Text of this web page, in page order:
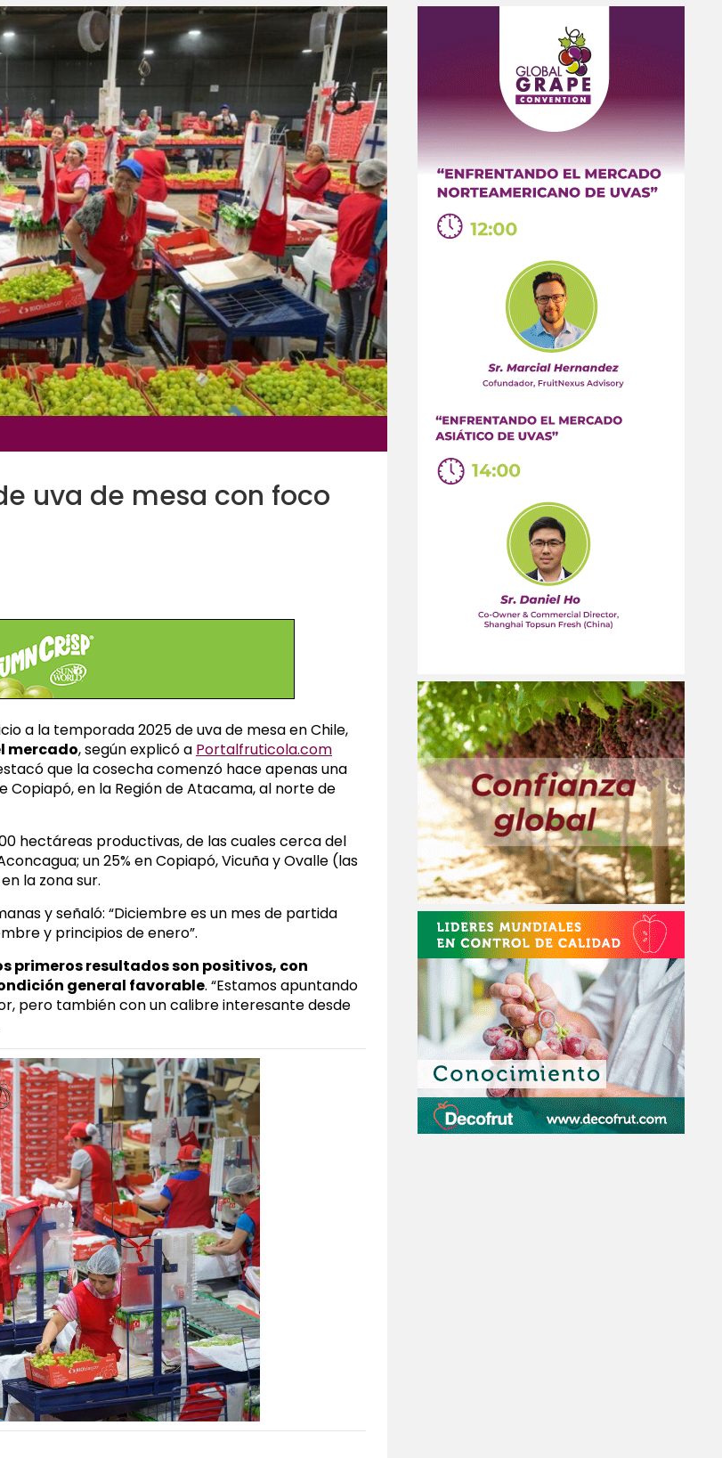
uva de mesa con foco
a la temporada 2025 de uva de mesa en Chile,
mercado, según explicó a Portalfruticola.com
que la cosecha comenzó hace apenas una
en la Región de Atacama, al norte de
hectáreas productivas, de las cuales cerca del
un 25% en Copiapó, Vicuña y Ovalle (las
la zona sur.
y señaló: “Diciembre es un mes de partida
y principios de enero”.
primeros resultados son positivos, con
general favorable. “Estamos apuntando
pero también con un calibre interesante desde